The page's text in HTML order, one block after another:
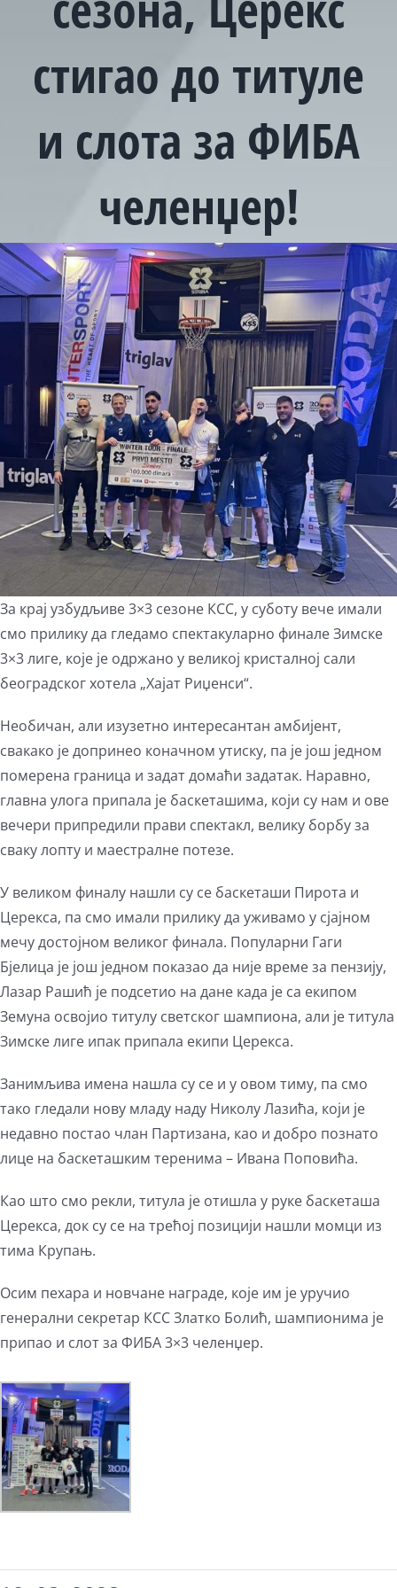
стигао до титуле
и слота за ФИБА
челенџер!
View
Larger
Image
За крај узбудљиве 3×3 сезоне КСС, у суботу вече имали
смо прилику да гледамо спектакуларно финале Зимске
3×3 лиге, које је одржано у великој кристалној сали
београдског хотела „Хајат Риџенси“.
Необичан, али изузетно интересантан амбијент,
свакако је допринео коначном утиску, па је још једном
померена граница и задат домаћи задатак. Наравно,
главна улога припала је баскеташима, који су нам и ове
вечери припредили прави спектакл, велику борбу за
сваку лопту и маестралне потезе.
У великом финалу нашли су се баскеташи Пирота и
Церекса, па смо имали прилику да уживамо у сјајном
мечу достојном великог финала. Популарни Гаги
Бјелица је још једном показао да није време за пензију,
Лазар Рашић је подсетио на дане када је са екипом
Земуна освојио титулу светског шампиона, али је титула
Зимске лиге ипак припала екипи Церекса.
Занимљива имена нашла су се и у овом тиму, па смо
тако гледали нову младу наду Николу Лазића, који је
недавно постао члан Партизана, као и добро познато
лице на баскеташким теренима – Ивана Поповића.
Као што смо рекли, титула је отишла у руке баскеташа
Церекса, док су се на трећој позицији нашли момци из
тима Крупањ.
Осим пехара и новчане награде, које им је уручио
генерални секретар КСС Златко Болић, шампионима је
припао и слот за ФИБА 3×3 челенџер.